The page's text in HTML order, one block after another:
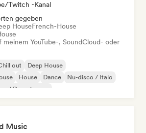
Twitch -Kanal
gegeben
HouseFrench-House
meinem YouTube-, SoundCloud- oder
out
Deep House
House Dance
Nu-disco / Italo
/ Downtempo
Music